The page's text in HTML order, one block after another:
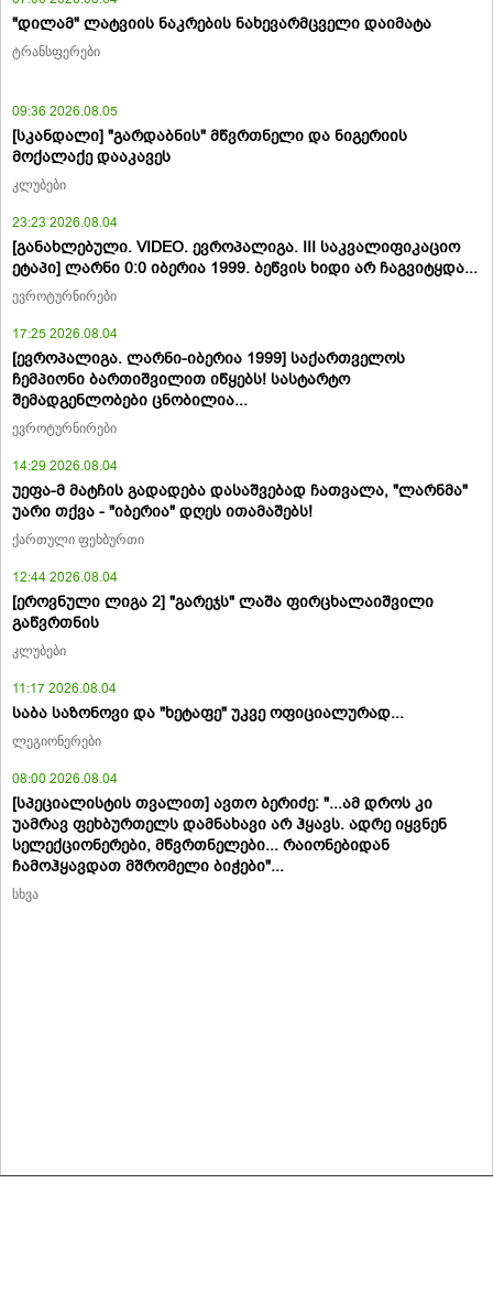
"დილამ" ლატვიის ნაკრების ნახევარმცველი დაიმატა
ტრანსფერები
09:36 2026.08.05
[სკანდალი] "გარდაბნის" მწვრთნელი და ნიგერიის
მოქალაქე დააკავეს
კლუბები
23:23 2026.08.04
[განახლებული. VIDEO. ევროპალიგა. III საკვალიფიკაციო
ეტაპი] ლარნი 0:0 იბერია 1999. ბეწვის ხიდი არ ჩაგვიტყდა...
ევროტურნირები
17:25 2026.08.04
[ევროპალიგა. ლარნი-იბერია 1999] საქართველოს
ჩემპიონი ბართიშვილით იწყებს! სასტარტო
შემადგენლობები ცნობილია...
ევროტურნირები
14:29 2026.08.04
უეფა-მ მატჩის გადადება დასაშვებად ჩათვალა, "ლარნმა"
უარი თქვა - "იბერია" დღეს ითამაშებს!
ქართული ფეხბურთი
12:44 2026.08.04
[ეროვნული ლიგა 2] "გარეჯს" ლაშა ფირცხალაიშვილი
გაწვრთნის
კლუბები
11:17 2026.08.04
საბა საზონოვი და "ხეტაფე" უკვე ოფიციალურად...
ლეგიონერები
08:00 2026.08.04
[სპეციალისტის თვალით] ავთო ბერიძე: "...ამ დროს კი
უამრავ ფეხბურთელს დამნახავი არ ჰყავს. ადრე იყვნენ
სელექციონერები, მწვრთნელები... რაიონებიდან
ჩამოჰყავდათ მშრომელი ბიჭები"...
სხვა